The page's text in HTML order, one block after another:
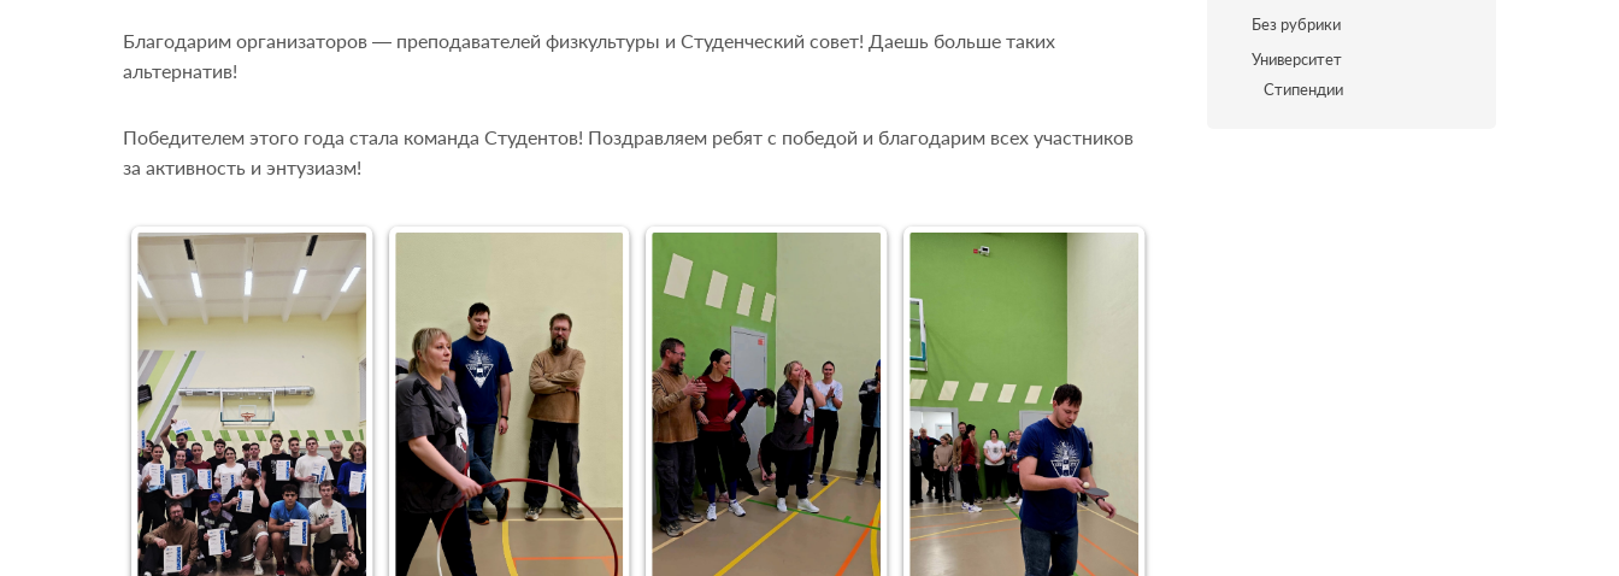
Благодарим организаторов — преподавателей физкультуры и Студенческий совет! Даешь больше таких
альтернатив!
Победителем этого года стала команда Студентов! Поздравляем ребят с победой и благодарим всех участников
за активность и энтузиазм!
Без рубрики
Университет
Стипендии